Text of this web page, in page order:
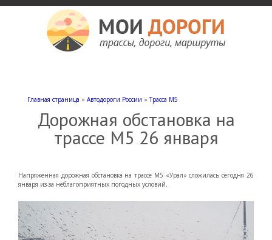
Главная страница » Автодороги России »Трасса М5
Дорожная обстановка на
трассе М5 26 января
Напряженная дорожная обстановка на трассе М5 «Урал» сложилась сегодня 26
января из-за неблагоприятных погодных условий.